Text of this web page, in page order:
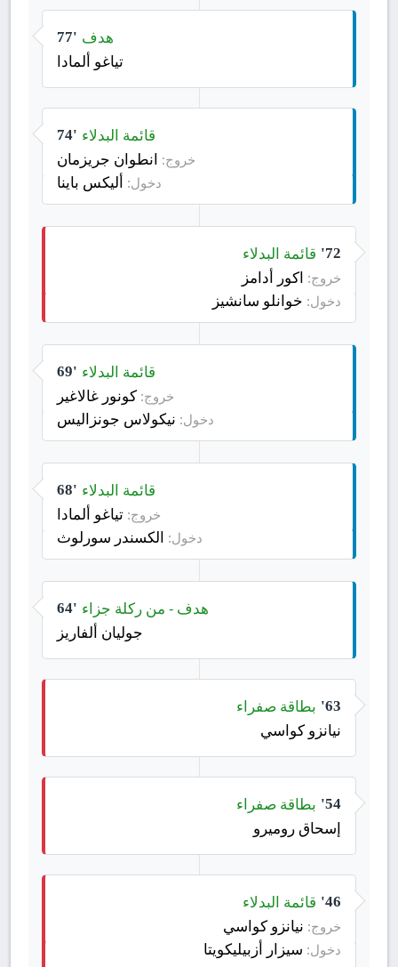
77' هدف
تياغو ألمادا
74' قائمة البدلاء
خروج: انطوان جريزمان
دخول: أليكس باينا
72' قائمة البدلاء
خروج: اكور أدامز
دخول: خوانلو سانشيز
69' قائمة البدلاء
خروج: كونور غالاغير
دخول: نيكولاس جونزاليس
68' قائمة البدلاء
خروج: تياغو ألمادا
دخول: الكسندر سورلوث
64' هدف - من ركلة جزاء
جوليان ألفاريز
63' بطاقة صفراء
نيانزو كواسي
54' بطاقة صفراء
إسحاق روميرو
46' قائمة البدلاء
خروج: نيانزو كواسي
دخول: سيزار أزبيليكويتا